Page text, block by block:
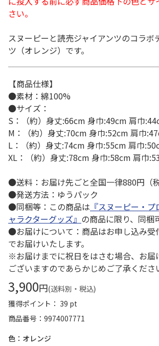
さい。
スヌーピーと読売ジャイアンツのコラボ
ツ（オレンジ）です。
【商品仕様】
●素材：綿100%
●サイズ：
S：（約）身丈:66cm 身巾:49cm 肩巾
M：（約）身丈:70cm 身巾:52cm 肩巾
L：（約）身丈:74cm 身巾:55cm 肩巾
XL：（約）身丈:78cm 身巾:58cm 肩巾
●送料：お届け先ごと全国一律880円（税
●発送方法：ゆうパック
●同梱等：この商品は 『スヌーピー・
ャラクターグッズ』 の商品に限り、同梱
●お届けについて：商品はお申し込み受
でお届けいたします。
※お届けまでに祝日をはさむ場合、お届
ございますのであらかじめご了承くださ
3,900円(送料別・税込)
獲得ポイント： 39 pt
商品番号
9974007771
色：オレンジ